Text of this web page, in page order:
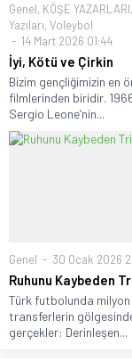
Genel, KÖŞE YAZARLARI,
Yazıları, Voleybol
14 Mart 2026 01:44
İyi, Kötü ve Çirkin
Bizim gençliğimizin en
filmlerinden biridir. 1966
Sergio Leone’nin...
Genel 30 Ocak 2026
Ruhunu Kaybeden
Türk futbolunda
transferlerin
gerçekler: Derinleşen...